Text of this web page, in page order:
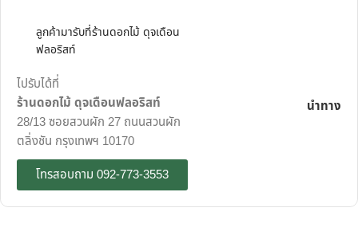
ลูกค้ามารับที่ร้านดอกไม้ ดุจเดือน
ฟลอริสท์
ไปรับได้ที่
ร้านดอกไม้ ดุจเดือนฟลอริสท์
28/13 ซอยสวนผัก 27 ถนนสวนผัก
ตลิ่งชัน กรุงเทพฯ 10170
โทรสอบถาม 092-773-3553
นำทาง